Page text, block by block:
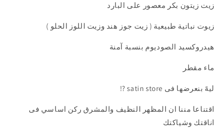
زيت زيتون بكر معصور على البارد
زيوت نباتية طبيعية ( زيت جوز هند وزيت اللوز الحلو )
هيدروكسيد الصوديوم بنسبة آمنة
ماء مقطر
ليهً بنعرضها فى satin store ?!
اقتناعا مننا ان المظهر النظيف والمشرق ركن اساسي فى
اناقتك وشياكتك